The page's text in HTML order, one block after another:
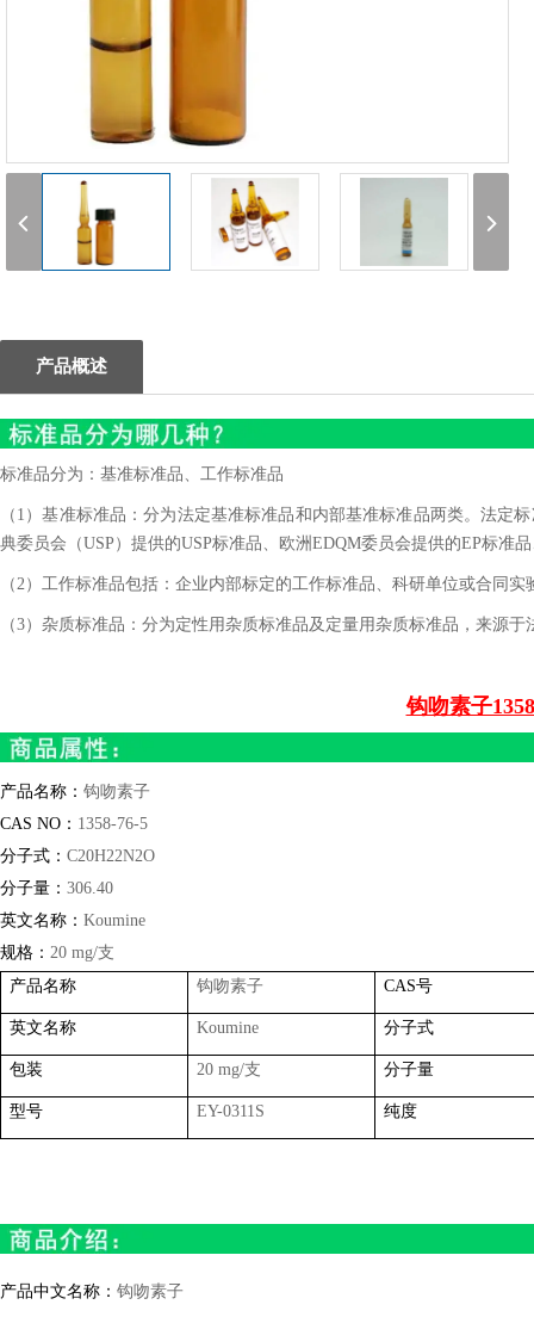
产品概述
标准品分为：基准标准品、工作标准品
（1）基准标准品：分为法定基准标准品和内部基准标准品两类。法定
典委员会（USP）提供的USP标准品、欧洲EDQM委员会提供的EP标准
（2）工作标准品包括：企业内部标定的工作标准品、科研单位或合同
（3）杂质标准品：分为定性用杂质标准品及定量用杂质标准品，来源
钩吻素子
产品名称： 钩吻素子
CAS NO ： 1358-76-5
分子式： C20H22N2O
分子量： 306.40
英文名称： Koumine
规格： 20 mg/支
产品名称
钩吻素子 CAS号
英文名称 Koumine 分子式
包装 20 mg/支 分子量
型号 EY-0311S 纯度
产品中文名称： 钩吻素子